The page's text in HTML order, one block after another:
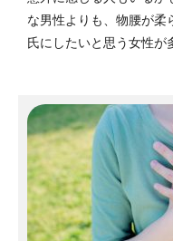
な男性よりも、物腰が柔
氏にしたいと思う女性が